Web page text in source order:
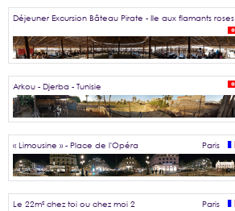
Déjeuner Excursion Bâteau Pirate - Ile aux flamants roses
Arkou - Djerba - Tunisie
« Limousine » - Place de l'Opéra Paris
Le 22m² chez toi ou chez moi 2 Paris